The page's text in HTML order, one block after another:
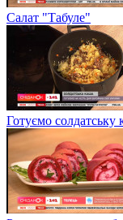
Салат "Табуле"
Готуємо